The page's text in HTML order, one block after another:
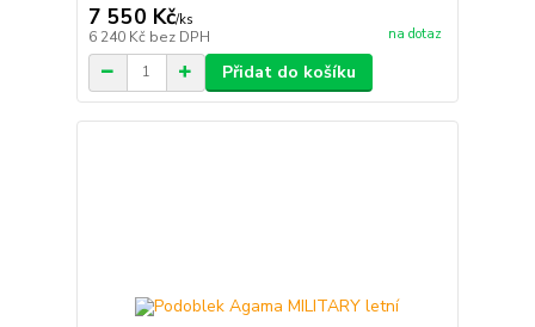
7 550 Kč/ks
6 240 Kč bez DPH na dotaz
Přidat do košíku